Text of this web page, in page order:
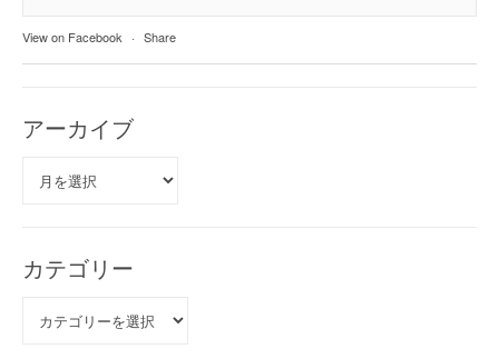
View on Facebook · Share
アーカイブ
カテゴリー